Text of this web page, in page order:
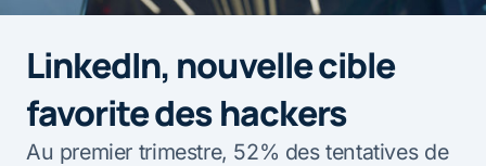
LinkedIn, nouvelle cible
favorite des hackers
Au premier trimestre, 52% des tentatives de